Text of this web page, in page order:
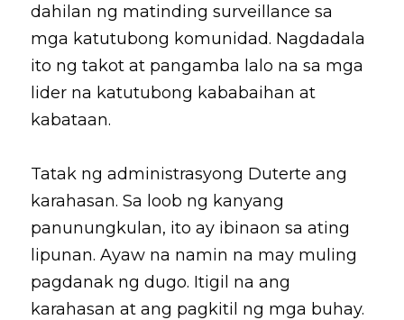
dahilan ng matinding surveillance sa
mga katutubong komunidad. Nagdadala
ito ng takot at pangamba lalo na sa mga
lider na katutubong kababaihan at
kabataan.
Tatak ng administrasyong Duterte ang
karahasan. Sa loob ng kanyang
panunungkulan, ito ay ibinaon sa ating
lipunan. Ayaw na namin na may muling
pagdanak ng dugo. Itigil na ang
karahasan at ang pagkitil ng mga buhay.